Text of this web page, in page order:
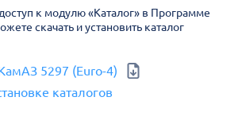
к модулю «Каталог» в Программе
скачать и установить каталог
5297 (Euro-4)
каталогов